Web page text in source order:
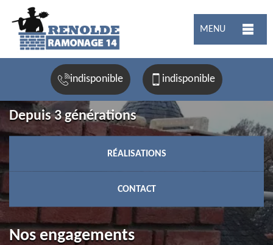
MENU
indisponible indisponible
Depuis 3 générations
RÉALISATIONS
CONTACT
Nos engagements